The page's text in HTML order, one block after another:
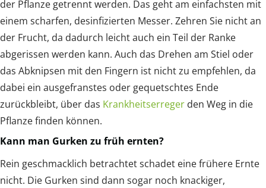
der Pflanze getrennt werden. Das geht am einfachsten mit
einem scharfen, desinfizierten Messer. Zehren Sie nicht an
der Frucht, da dadurch leicht auch ein Teil der Ranke
abgerissen werden kann. Auch das Drehen am Stiel oder
das Abknipsen mit den Fingern ist nicht zu empfehlen, da
dabei ein ausgefranstes oder gequetschtes Ende
zurückbleibt, über das Krankheitserreger den Weg in die
Pflanze finden können.
Kann man Gurken zu früh ernten?
Rein geschmacklich betrachtet schadet eine frühere Ernte
nicht. Die Gurken sind dann sogar noch knackiger,